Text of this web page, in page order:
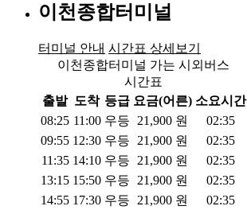
이천종합터미널
터미널 안내 시간표 상세보기
이천종합터미널 가는 시외버스
시간표
출발 도착 등급 요금(어른) 소요시간
08:25 11:00 우등 21,900 원
02:35
09:55 12:30 우등 21,900 원
02:35
11:35 14:10 우등 21,900 원
02:35
13:15 15:50 우등 21,900 원
02:35
14:55 17:30 우등 21,900 원
02:35